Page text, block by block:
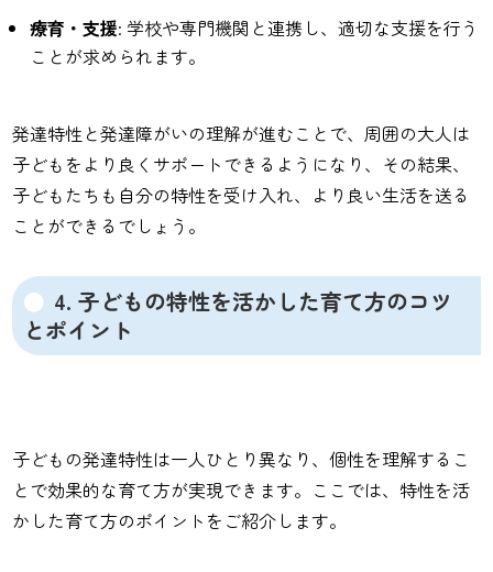
療育・支援: 学校や専門機関と連携し、適切な支援を行う
ことが求められます。
発達特性と発達障がいの理解が進むことで、周囲の大人は
子どもをより良くサポートできるようになり、その結果、
子どもたちも自分の特性を受け入れ、より良い生活を送る
ことができるでしょう。
4. 子どもの特性を活かした育て方のコツ
とポイント
子どもの発達特性は一人ひとり異なり、個性を理解するこ
とで効果的な育て方が実現できます。ここでは、特性を活
かした育て方のポイントをご紹介します。